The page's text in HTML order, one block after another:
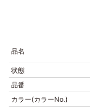
品名
状態
品番
カラー(カラーNo.)